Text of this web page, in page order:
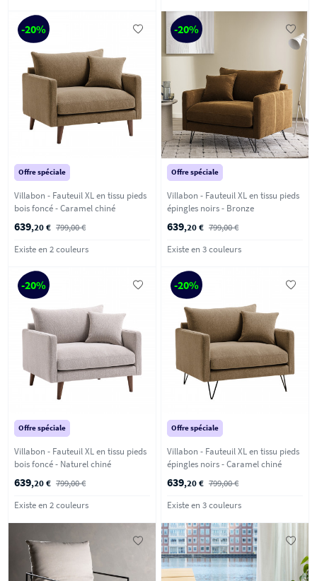
-20%
Offre spéciale
Villabon - Fauteuil XL en tissu pieds
bois foncé - Caramel chiné
639,20 € 799,00 €
Existe en 2 couleurs
-20%
Offre spéciale
Villabon - Fauteuil XL en tissu pieds
épingles noirs - Bronze
639,20 € 799,00 €
Existe en 3 couleurs
-20%
Offre spéciale
Villabon - Fauteuil XL en tissu pieds
bois foncé - Naturel chiné
639,20 € 799,00 €
Existe en 2 couleurs
-20%
Offre spéciale
Villabon - Fauteuil XL en tissu pieds
épingles noirs - Caramel chiné
639,20 € 799,00 €
Existe en 3 couleurs